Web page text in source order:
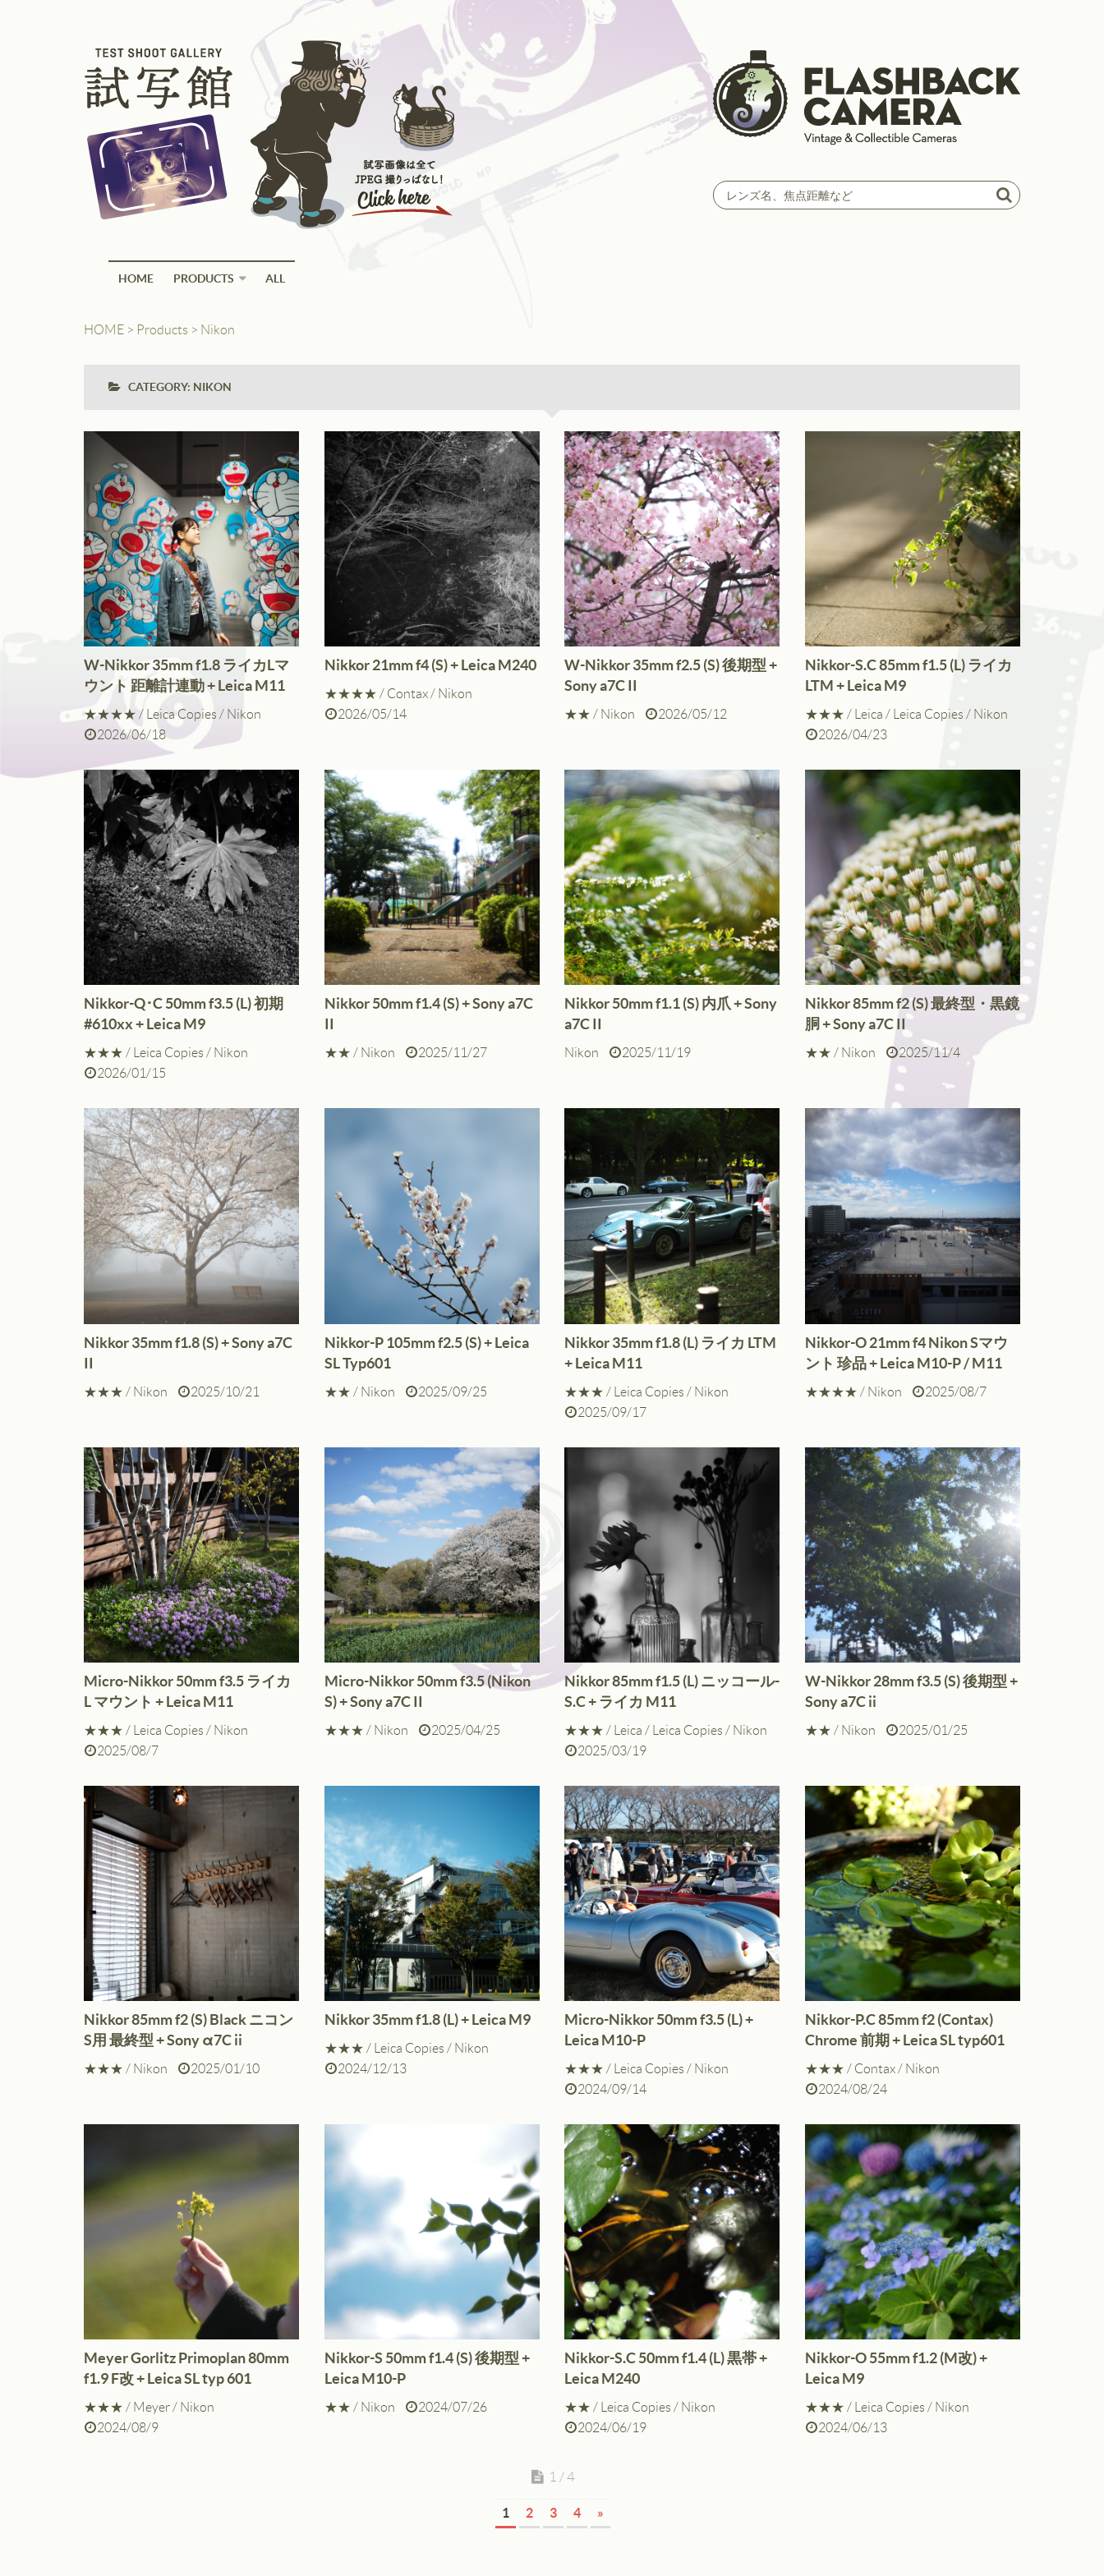
JPEG撮りっぱなし
シャープネス 中
コントラスト 中
彩度 中
クリエイティブスタイル スタンダードモード
HOME PRODUCTS ALL
HOME > Products > Nikon
CATEGORY: NIKON
W-Nikkor 35mm f1.8 ライカLマ
ウント 距離計連動 + Leica M11
★★★★ / Leica Copies / Nikon
2026/06/18
Nikkor 21mm f4 (S) + Leica M240
★★★★ / Contax/ Nikon
2026/05/14
W-Nikkor 35mm f2.5 (S) 後期型 +
Sony a7C II
★★ / Nikon 2026/05/12
Nikkor-S.C 85mm f1.5 (L) ライカ
LTM + Leica M9
★★★ / Leica / Leica Copies / Nikon
2026/04/23
Nikkor-Q･C 50mm f3.5 (L) 初期
#610xx + Leica M9
★★★ / Leica Copies / Nikon
2026/01/15
Nikkor 50mm f1.4 (S) + Sony a7C
II
★★ / Nikon 2025/11/27
Nikkor 50mm f1.1 (S) 内爪 + Sony
a7C II
Nikon 2025/11/19
Nikkor 85mm f2 (S) 最終型・黒鏡
胴 + Sony a7C II
★★ / Nikon 2025/11/4
Nikkor 35mm f1.8 (S) + Sony a7C
II
★★★ / Nikon 2025/10/21
Nikkor-P 105mm f2.5 (S) + Leica
SL Typ601
★★ / Nikon 2025/09/25
Nikkor 35mm f1.8 (L) ライカ LTM
+ Leica M11
★★★ / Leica Copies / Nikon
2025/09/17
Nikkor-O 21mm f4 Nikon Sマウ
ント 珍品 + Leica M10-P / M11
★★★★ / Nikon 2025/08/7
Micro-Nikkor 50mm f3.5 ライカ
L マウント + Leica M11
★★★ / Leica Copies / Nikon
2025/08/7
Micro-Nikkor 50mm f3.5 (Nikon
S) + Sony a7C II
★★★ / Nikon 2025/04/25
Nikkor 85mm f1.5 (L) ニッコール-
S.C + ライカ M11
★★★ / Leica / Leica Copies / Nikon
2025/03/19
W-Nikkor 28mm f3.5 (S) 後期型 +
Sony a7C ii
★★ / Nikon 2025/01/25
Nikkor 85mm f2 (S) Black ニコン
S用 最終型 + Sony α7C ii
★★★ / Nikon 2025/01/10
Nikkor 35mm f1.8 (L) + Leica M9
★★★ / Leica Copies / Nikon
2024/12/13
Micro-Nikkor 50mm f3.5 (L) +
Leica M10-P
★★★ / Leica Copies / Nikon
2024/09/14
Nikkor-P.C 85mm f2 (Contax)
Chrome 前期 + Leica SL typ601
★★★ / Contax/ Nikon
2024/08/24
Meyer Gorlitz Primoplan 80mm
f1.9 F改 + Leica SL typ 601
★★★ / Meyer/ Nikon
2024/08/9
Nikkor-S 50mm f1.4 (S) 後期型 +
Leica M10-P
★★ / Nikon 2024/07/26
Nikkor-S.C 50mm f1.4 (L) 黒帯 +
Leica M240
★★ / Leica Copies / Nikon
2024/06/19
Nikkor-O 55mm f1.2 (M改) +
Leica M9
★★★ / Leica Copies / Nikon
2024/06/13
1 / 4
1 2 3 4 »